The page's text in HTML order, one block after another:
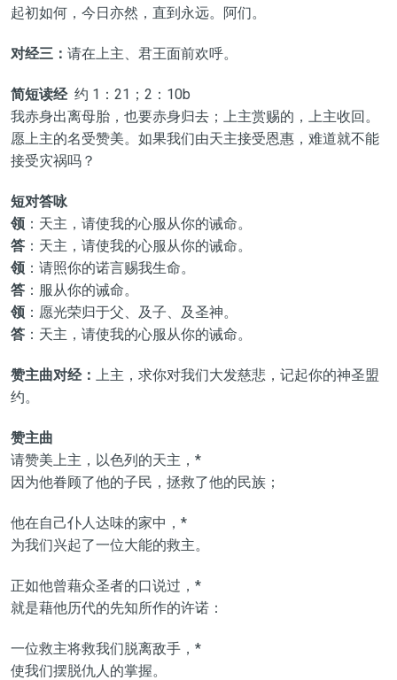
起初如何，今日亦然，直到永远。阿们。
对经三： 请在上主、君王面前欢呼。
简短读经 约 1：21；2：10b
我赤身出离母胎，也要赤身归去；上主赏赐的，上主收回。
愿上主的名受赞美。如果我们由天主接受恩惠，难道就不能
接受灾祸吗？
短对答咏
领：天主，请使我的心服从你的诫命。
答：天主，请使我的心服从你的诫命。
领：请照你的诺言赐我生命。
答：服从你的诫命。
领：愿光荣归于父、及子、及圣神。
答：天主，请使我的心服从你的诫命。
赞主曲对经：
上主，求你对我们大发慈悲，记起你的神圣盟
约。
赞主曲
请赞美上主，以色列的天主，*
因为他眷顾了他的子民，拯救了他的民族；
他在自己仆人达味的家中，*
为我们兴起了一位大能的救主。
正如他曾藉众圣者的口说过，*
就是藉他历代的先知所作的许诺：
一位救主将救我们脱离敌手，*
使我们摆脱仇人的掌握。